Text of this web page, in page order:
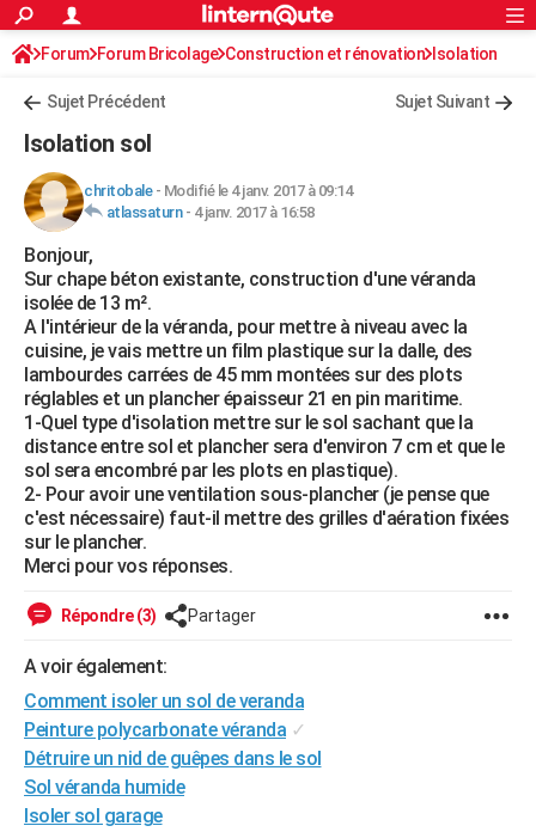
ACTUALITÉS
Politique
Société
Faits Divers
Education
Monde
Villes
+
FINANCE
Retraite
Impôts
Epargne
Immobilier
Risques naturels par ville
Banque
Assurance
Crédit
AUTO
Essais
Réserver un essai
Citadines
Berlines
SUV
Forum auto
+HIGH-TECH
Mobiles
Meilleur smartphone
Internet
Ordinateurs
Jeux vidéo
Guide high-tech
+BRICOLAGE
Forum
Aménagement intérieur
Extérieur
Cuisine
Salle de bains
Jardinage
Rangement
WEEK-END
Guides de France
Escapades
Patrimoine
Expositions
Musées
Week-end nature
+LIFESTYLE
Art de vivre
Bien-être
Loisirs
Mode
Modes de vie
SANTE
Alimentation
Guide de la santé
Maladies
Médicaments
Sommeil
VOYAGE
Destinations
City break
Voyage nature
Voyage de noces
Forum
Climat
+PHOTO
GUIDES D'ACHAT
BONS PLANS
CARTE DE VOEUX
Carte de Noël
Carte Bonne année
Carte Saint-Valentin
Carte Pâques
Carte d'anniversaire
DICTIONNAIRE
Dictionnaire
Biographies
Citations
Expressions
Proverbes
PROGRAMME TV
Rechercher
S'inscrire
Connexion
Forum Forum Bricolage Construction et rénovation Isolation
Sujet Précédent Sujet Suivant
Isolation sol
chritobale- Modifié le 4 janv. 2017 à 09:14
atlassaturn- 4 janv. 2017 à 16:58
Bonjour,
Sur chape béton existante, construction d'une véranda
isolée de 13 m².
A l'intérieur de la véranda, pour mettre à niveau avec la
cuisine, je vais mettre un film plastique sur la dalle, des
lambourdes carrées de 45 mm montées sur des plots
réglables et un plancher épaisseur 21 en pin maritime.
1-Quel type d'isolation mettre sur le sol sachant que la
distance entre sol et plancher sera d'environ 7 cm et que le
sol sera encombré par les plots en plastique).
2- Pour avoir une ventilation sous-plancher (je pense que
c'est nécessaire) faut-il mettre des grilles d'aération fixées
sur le plancher.
Merci pour vos réponses.
Répondre (3) Partager
A voir également:
Comment isoler un sol de veranda
Peinture polycarbonate véranda ✓
Détruire un nid de guêpes dans le sol
Sol véranda humide
Isoler sol garage